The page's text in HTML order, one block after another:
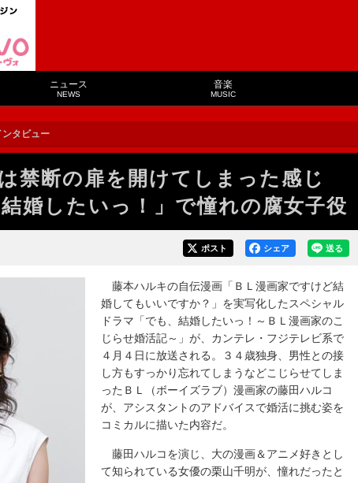
ニュース
NEWS
音楽
MUSIC
ンタビュー
禁断の扉を開けてしまった感じ
婚したいっ！」で憧れの腐女子役
送る
シェア
ポスト
藤本ハルキの自伝漫画「ＢＬ漫画家ですけど結
婚してもいいですか？」を実写化したスペシャル
ドラマ「でも、結婚したいっ！～ＢＬ漫画家のこ
じらせ婚活記～」が、カンテレ・フジテレビ系で
４月４日に放送される。３４歳独身、男性との接
し方もすっかり忘れてしまうなどこじらせてしま
ったＢＬ（ボーイズラブ）漫画家の藤田ハルコ
が、アシスタントのアドバイスで婚活に挑む姿を
コミカルに描いた内容だ。
藤田ハルコを演じ、大の漫画＆アニメ好きとし
て知られている女優の栗山千明が、憧れだったと